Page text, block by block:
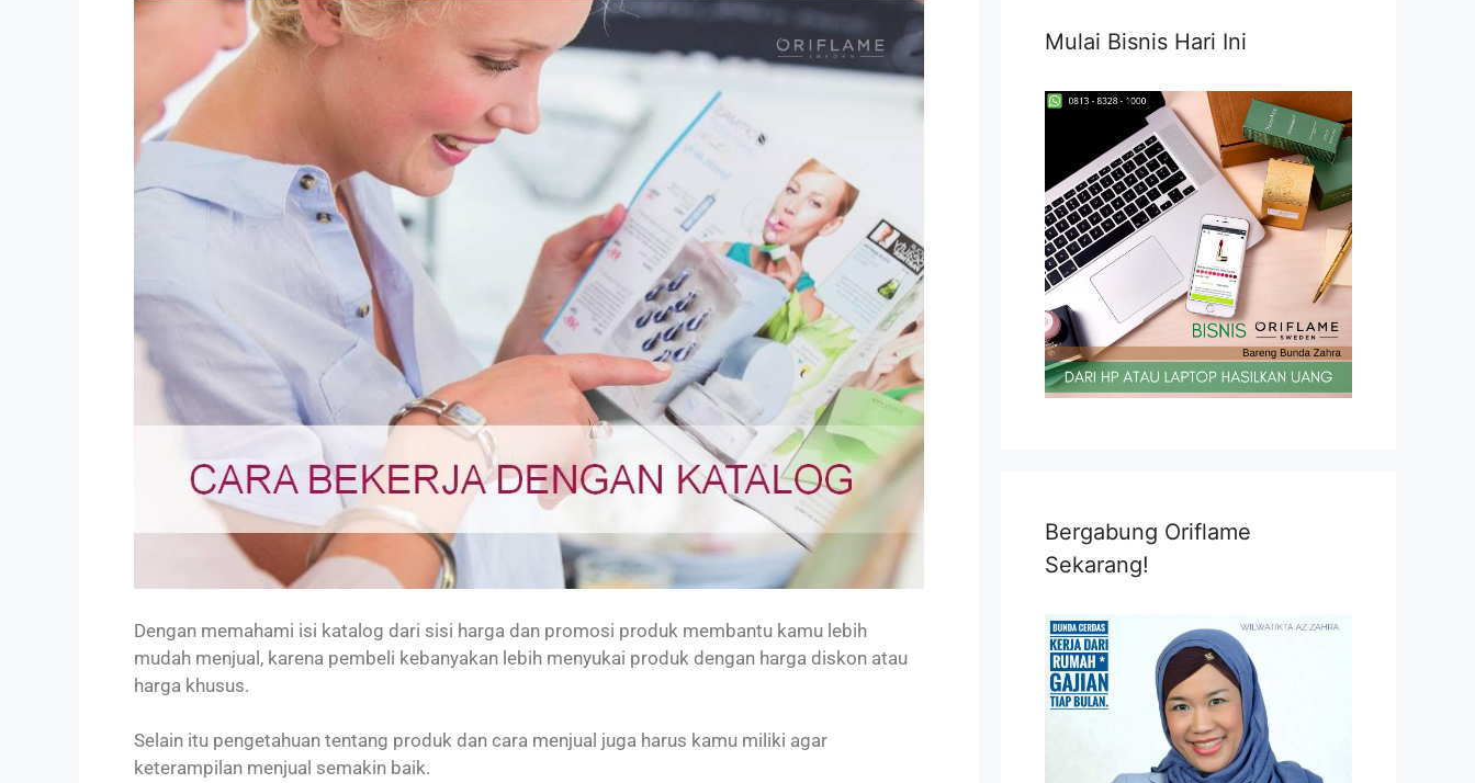
Dengan memahami isi katalog dari sisi harga dan promosi produk membantu kamu lebih
mudah menjual, karena pembeli kebanyakan lebih menyukai produk dengan harga diskon atau
harga khusus.
Selain itu pengetahuan tentang produk dan cara menjual juga harus kamu miliki agar
keterampilan menjual semakin baik.
Mulai Bisnis Hari Ini
Bergabung Oriflame
Sekarang!